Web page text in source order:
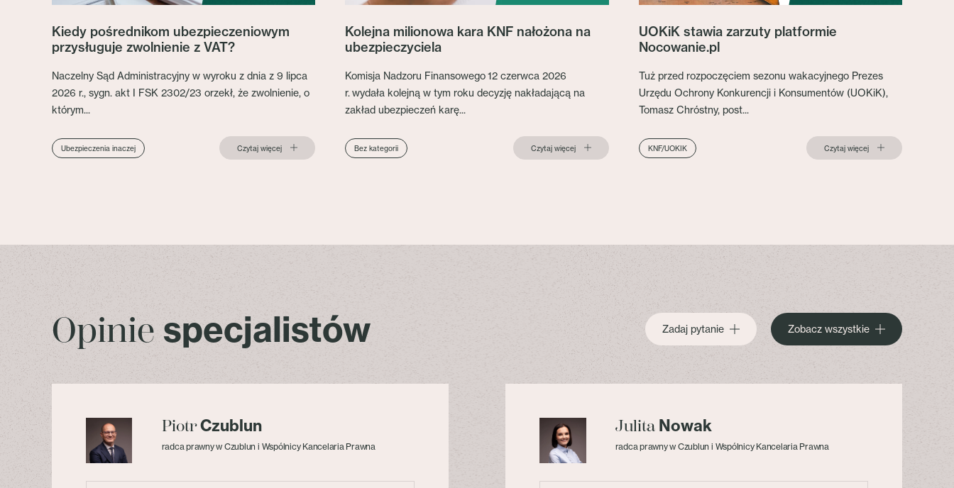
Kiedy pośrednikom ubezpieczeniowym
przysługuje zwolnienie z VAT?
Naczelny Sąd Administracyjny w wyroku z dnia z 9 lipca
2026 r., sygn. akt I FSK 2302/23 orzekł, że zwolnienie, o
którym...
Ubezpieczenia inaczej Czytaj więcej
Kolejna milionowa kara KNF nałożona na
ubezpieczyciela
Komisja Nadzoru Finansowego 12 czerwca 2026
r. wydała kolejną w tym roku decyzję nakładającą na
zakład ubezpieczeń karę...
Bez kategorii Czytaj więcej
UOKiK stawia zarzuty platformie
Nocowanie.pl
Tuż przed rozpoczęciem sezonu wakacyjnego Prezes
Urzędu Ochrony Konkurencji i Konsumentów (UOKiK),
Tomasz Chróstny, post...
KNF/UOKIK Czytaj więcej
Opinie specjalistów Zadaj pytanie Zobacz wszystkie
PiotrCzublun
radca prawny w Czublun i Wspólnicy Kancelaria Prawna
Julita Nowak
radca prawny w Czublun i Wspólnicy Kancelaria Prawna